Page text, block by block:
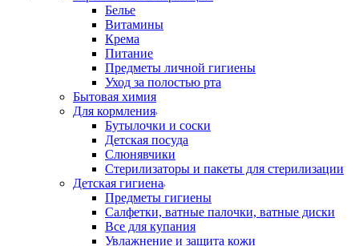
Белье
Витамины
Крема
Питание
Предметы личной гигиены
Уход за полостью рта
Бытовая химия
Для кормления
Бутылочки и соски
Детская посуда
Слюнявчики
Стерилизаторы и пакеты для стерилизации
Детская гигиена
Предметы гигиены
Салфетки, ватные палочки, ватные диски
Все для купания
Увлажнение и защита кожи